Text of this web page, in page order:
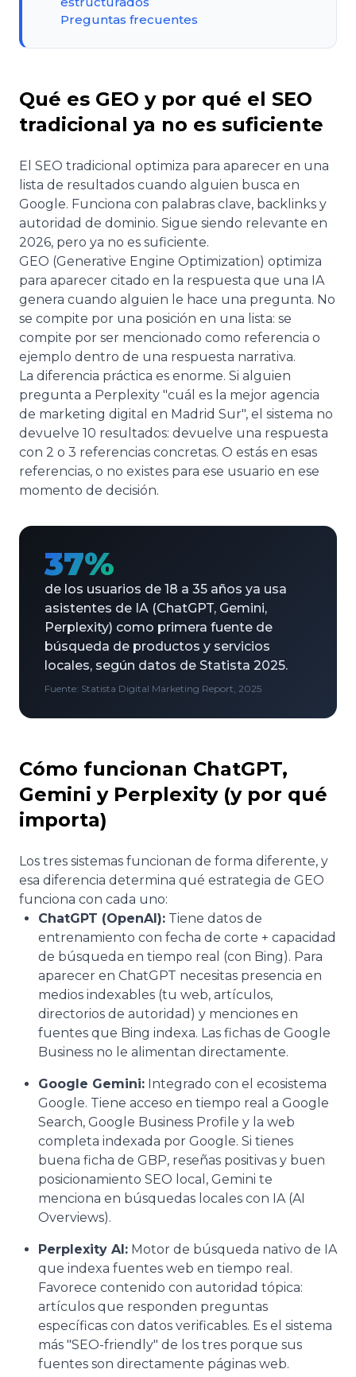
Preguntas frecuentes
Qué es GEO y por qué el SEO
tradicional ya no es suficiente
El SEO tradicional optimiza para aparecer en una
lista de resultados cuando alguien busca en
Google. Funciona con palabras clave, backlinks y
autoridad de dominio. Sigue siendo relevante en
2026, pero ya no es suficiente.
GEO (Generative Engine Optimization) optimiza
para aparecer citado en la respuesta que una IA
genera cuando alguien le hace una pregunta. No
se compite por una posición en una lista: se
compite por ser mencionado como referencia o
ejemplo dentro de una respuesta narrativa.
La diferencia práctica es enorme. Si alguien
pregunta a Perplexity "cuál es la mejor agencia
de marketing digital en Madrid Sur", el sistema no
devuelve 10 resultados: devuelve una respuesta
con 2 o 3 referencias concretas. O estás en esas
referencias, o no existes para ese usuario en ese
momento de decisión.
37%
de los usuarios de 18 a 35 años ya usa
asistentes de IA (ChatGPT, Gemini,
Perplexity) como primera fuente de
búsqueda de productos y servicios
locales, según datos de Statista 2025.
Fuente: Statista Digital Marketing Report, 2025
Cómo funcionan ChatGPT,
Gemini y Perplexity (y por qué
importa)
Los tres sistemas funcionan de forma diferente, y
esa diferencia determina qué estrategia de GEO
funciona con cada uno:
ChatGPT (OpenAI): Tiene datos de
entrenamiento con fecha de corte + capacidad
de búsqueda en tiempo real (con Bing). Para
aparecer en ChatGPT necesitas presencia en
medios indexables (tu web, artículos,
directorios de autoridad) y menciones en
fuentes que Bing indexa. Las fichas de Google
Business no le alimentan directamente.
Google Gemini: Integrado con el ecosistema
Google. Tiene acceso en tiempo real a Google
Search, Google Business Profile y la web
completa indexada por Google. Si tienes
buena ficha de GBP, reseñas positivas y buen
posicionamiento SEO local, Gemini te
menciona en búsquedas locales con IA (AI
Overviews).
Perplexity AI: Motor de búsqueda nativo de IA
que indexa fuentes web en tiempo real.
Favorece contenido con autoridad tópica:
artículos que responden preguntas
específicas con datos verificables. Es el sistema
más "SEO-friendly" de los tres porque sus
fuentes son directamente páginas web.